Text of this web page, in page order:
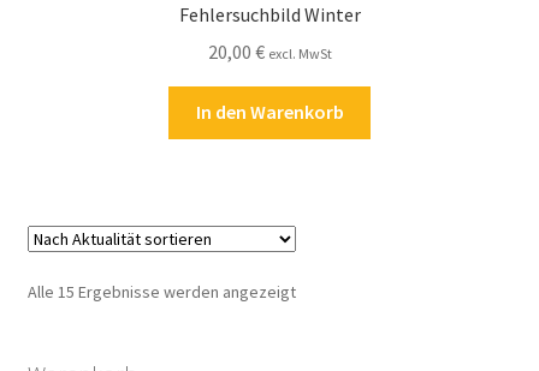
Fehlersuchbild Winter
20,00 € excl. MwSt
In den Warenkorb
Alle 15 Ergebnisse werden angezeigtNach